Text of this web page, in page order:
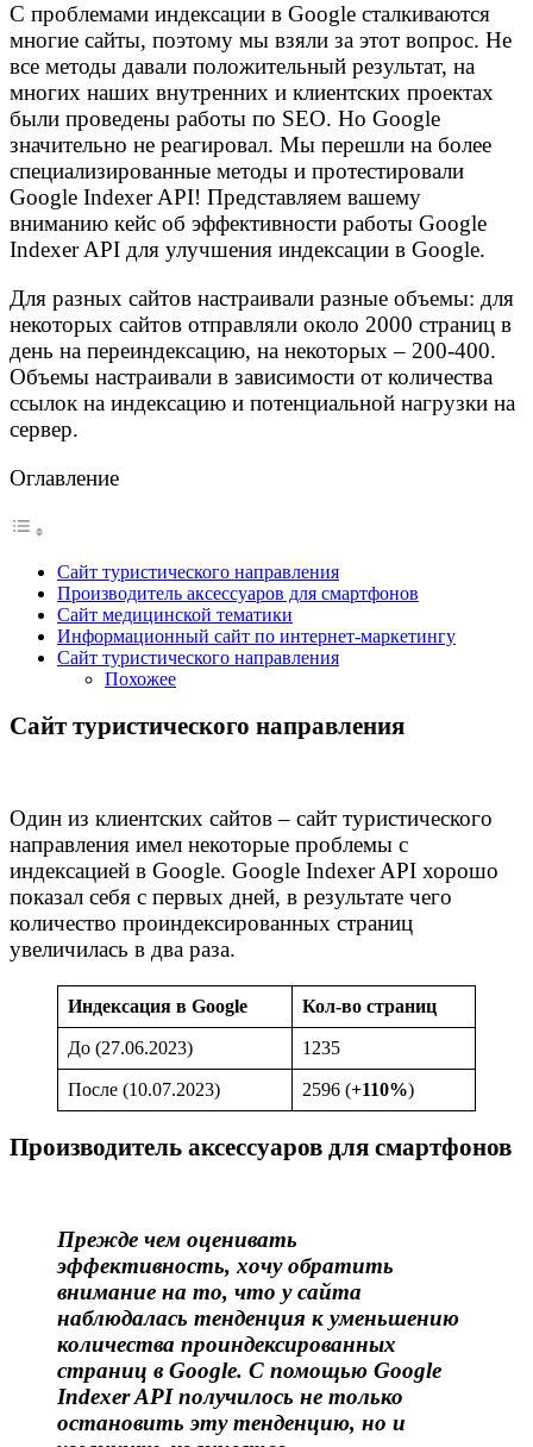
С проблемами индексации в Google сталкиваются
многие сайты, поэтому мы взяли за этот вопрос. Не
все методы давали положительный результат, на
многих наших внутренних и клиентских проектах
были проведены работы по SEO. Но Google
значительно не реагировал. Мы перешли на более
специализированные методы и протестировали
Google Indexer API! Представляем вашему
вниманию кейс об эффективности работы Google
Indexer API для улучшения индексации в Google.
Для разных сайтов настраивали разные объемы: для
некоторых сайтов отправляли около 2000 страниц в
день на переиндексацию, на некоторых – 200-400.
Объемы настраивали в зависимости от количества
ссылок на индексацию и потенциальной нагрузки на
сервер.
Оглавление
Сайт туристического направления
Производитель аксессуаров для смартфонов
Сайт медицинской тематики
Информационный сайт по интернет-маркетингу
Сайт туристического направления
Похожее
Сайт туристического направления
Один из клиентских сайтов – сайт туристического
направления имел некоторые проблемы с
индексацией в Google. Google Indexer API хорошо
показал себя с первых дней, в результате чего
количество проиндексированных страниц
увеличилась в два раза.
Индексация в Google Кол-во страниц
До (27.06.2023) 1235
После (10.07.2023) 2596 (+110%)
Производитель аксессуаров для смартфонов
Прежде чем оценивать
эффективность, хочу обратить
внимание на то, что у сайта
наблюдалась тенденция к уменьшению
количества проиндексированных
страниц в Google. С помощью Google
Indexer API получилось не только
остановить эту тенденцию, но и